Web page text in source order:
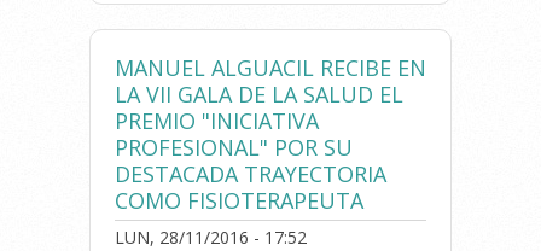
UNANIMIDAD LOS
MANUEL ALGUACIL RECIBE EN
LA VII GALA DE LA SALUD EL
PREMIO "INICIATIVA
PROFESIONAL" POR SU
DESTACADA TRAYECTORIA
COMO FISIOTERAPEUTA
LUN, 28/11/2016 - 17:52